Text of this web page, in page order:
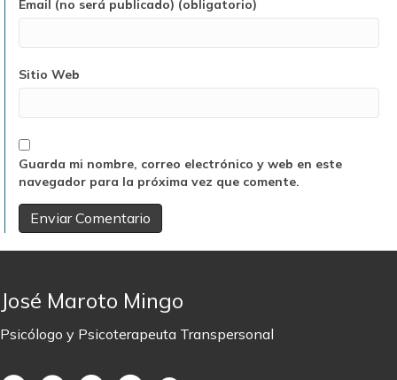
Email (no será publicado) (obligatorio)
Sitio Web
Guarda mi nombre, correo electrónico y web en este
navegador para la próxima vez que comente.
José Maroto Mingo
Psicólogo y Psicoterapeuta Transpersonal